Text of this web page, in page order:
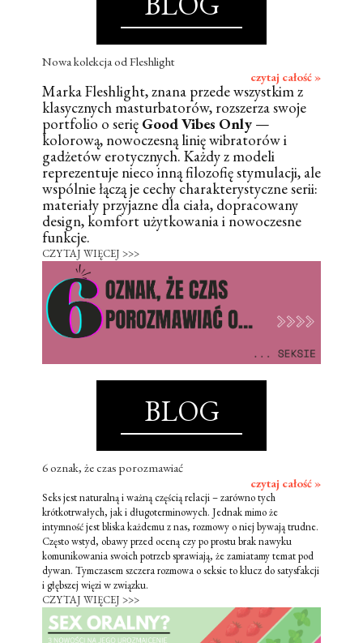
Nowa kolekcja od Fleshlight
czytaj całość »
Marka Fleshlight, znana przede wszystkim z
klasycznych masturbatorów, rozszerza swoje
portfolio o serię Good Vibes Only —
kolorową, nowoczesną linię wibratorów i
gadżetów erotycznych. Każdy z modeli
reprezentuje nieco inną filozofię stymulacji, ale
wspólnie łączą je cechy charakterystyczne serii:
materiały przyjazne dla ciała, dopracowany
design, komfort użytkowania i nowoczesne
funkcje.
CZYTAJ WIĘCEJ >>>
BLOG
6 oznak, że czas porozmawiać
czytaj całość »
Seks jest naturalną i ważną częścią relacji – zarówno tych
krótkotrwałych, jak i długoterminowych. Jednak mimo że
intymność jest bliska każdemu z nas, rozmowy o niej bywają trudne.
Często wstyd, obawy przed oceną czy po prostu brak nawyku
komunikowania swoich potrzeb sprawiają, że zamiatamy temat pod
dywan. Tymczasem szczera rozmowa o seksie to klucz do satysfakcji
i głębszej więzi w związku.
CZYTAJ WIĘCEJ >>>